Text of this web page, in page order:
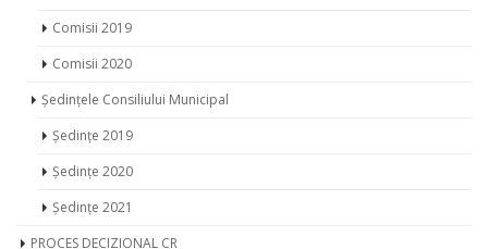
Proiecte de decizii 2023
Proiecte de decizii 2024
Proiecte de decizii 2025
Proiecte de decizii 2026
Recomandările CPR Soroca
Ședințe 2020
Ședințe 2021